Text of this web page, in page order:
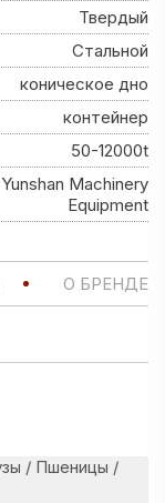
Твердый
Стальной
коническое дно
контейнер
50-12000t
Yunshan Machinery
Equipment
О БРЕНДЕ